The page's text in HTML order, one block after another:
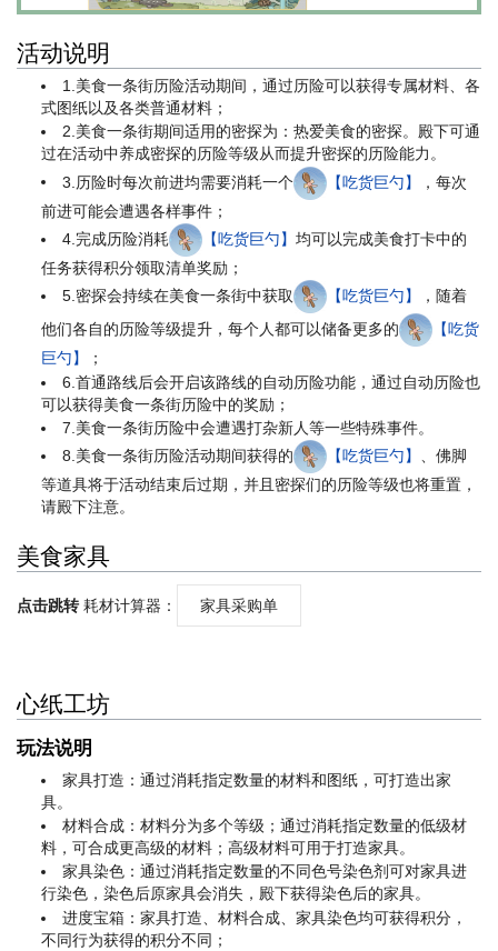
活动说明
1.美食一条街历险活动期间，通过历险可以获得专属材料、各
式图纸以及各类普通材料；
2.美食一条街期间适用的密探为：热爱美食的密探。殿下可通
过在活动中养成密探的历险等级从而提升密探的历险能力。
3.历险时每次前进均需要消耗一个
【吃货巨勺】
，每次
前进可能会遭遇各样事件；
4.完成历险消耗
【吃货巨勺】均可以完成美食打卡中的
任务获得积分领取清单奖励；
5.密探会持续在美食一条街中获取
【吃货巨勺】
，随着
他们各自的历险等级提升，每个人都可以储备更多的
【吃货
巨勺】
；
6.首通路线后会开启该路线的自动历险功能，通过自动历险也
可以获得美食一条街历险中的奖励；
7.美食一条街历险中会遭遇打杂新人等一些特殊事件。
8.美食一条街历险活动期间获得的
【吃货巨勺】
、佛脚
等道具将于活动结束后过期，并且密探们的历险等级也将重置，
请殿下注意。
美食家具
点击跳转耗材计算器： 家具采购单
心纸工坊
玩法说明
家具打造：通过消耗指定数量的材料和图纸，可打造出家
具。
材料合成：材料分为多个等级；通过消耗指定数量的低级材
料，可合成更高级的材料；高级材料可用于打造家具。
家具染色：通过消耗指定数量的不同色号染色剂可对家具进
行染色，染色后原家具会消失，殿下获得染色后的家具。
进度宝箱：家具打造、材料合成、家具染色均可获得积分，
不同行为获得的积分不同；